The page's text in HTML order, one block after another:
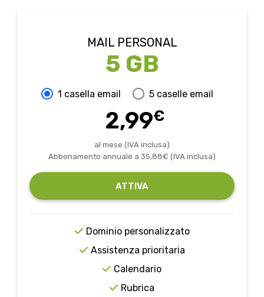
MAIL PERSONAL
5 GB
1 casella email 5 caselle email
2,99€
al mese (IVA inclusa)
Abbonamento annuale a 35,88€ (IVA inclusa)
ATTIVA
Dominio personalizzato
Assistenza prioritaria
Calendario
Rubrica